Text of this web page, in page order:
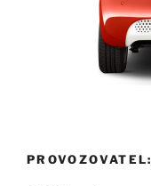
PROVOZOVATEL: